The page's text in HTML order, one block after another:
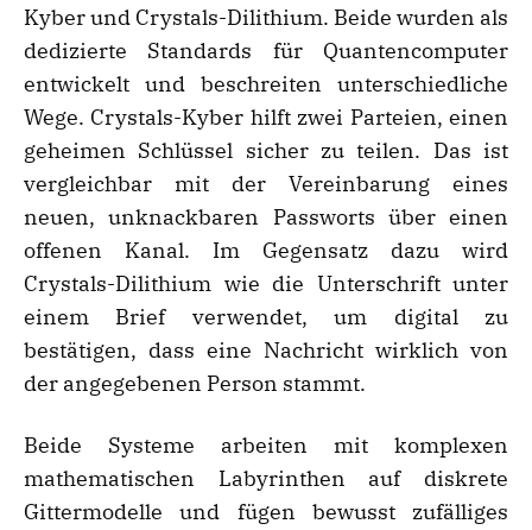
Kyber und Crystals-Dilithium. Beide wurden als
dedizierte Standards für Quantencomputer
entwickelt und beschreiten unterschiedliche
Wege. Crystals-Kyber hilft zwei Parteien, einen
geheimen Schlüssel sicher zu teilen. Das ist
vergleichbar mit der Vereinbarung eines
neuen, unknackbaren Passworts über einen
offenen Kanal. Im Gegensatz dazu wird
Crystals-Dilithium wie die Unterschrift unter
einem Brief verwendet, um digital zu
bestätigen, dass eine Nachricht wirklich von
der angegebenen Person stammt.
Beide Systeme arbeiten mit komplexen
mathematischen Labyrinthen auf diskrete
Gittermodelle und fügen bewusst zufälliges